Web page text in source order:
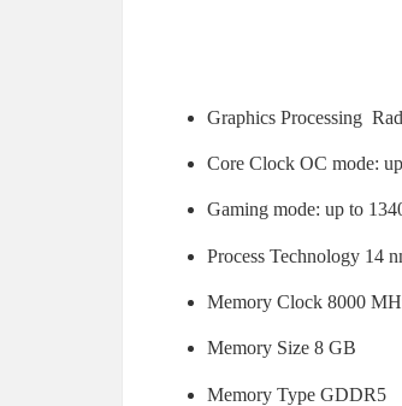
Graphics Processing
Core Clock OC mode:
Gaming mode: up to
Process Technology 1‎4
Memory Clock 8‎000
Memory Size 8‎ GB
Memory Type GDDR5